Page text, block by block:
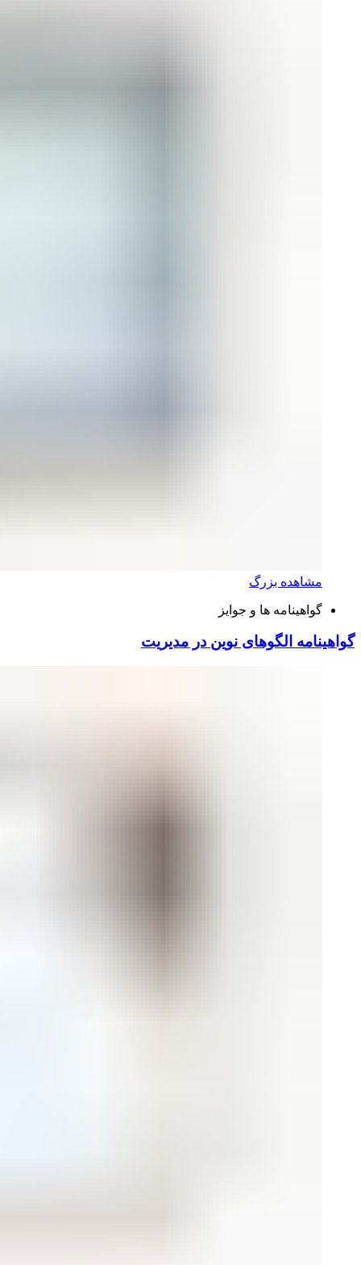
مشاهده بزرگ
گواهینامه ها و جوایز
گواهینامه الگوهای نوین در مدیریت